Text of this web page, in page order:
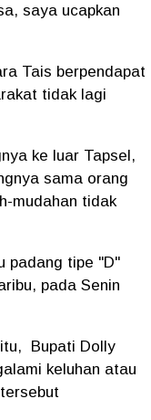
saya ucapkan
Tais berpendapat
tidak lagi
ke luar Tapsel,
sama orang
mudahan tidak
padang tipe "D"
pada Senin
Bupati Dolly
keluhan atau